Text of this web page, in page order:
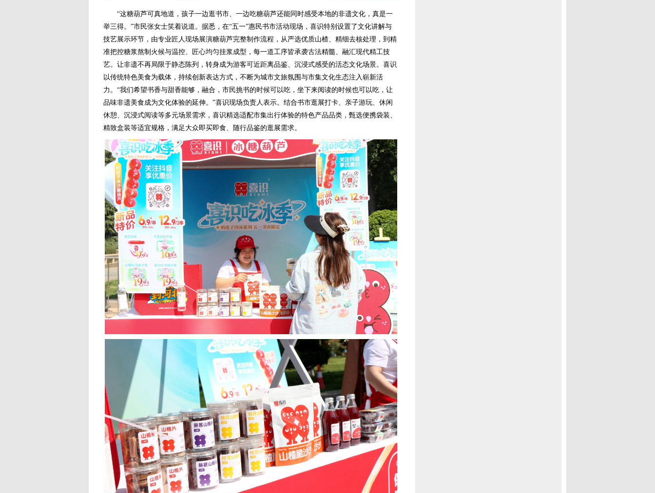
“这糖葫芦可真地道，孩子一边逛书市、一边吃糖葫芦还能同时感受本地的非遗文化，真是一
举三得。”市民张女士笑着说道。据悉，在“五一”惠民书市活动现场，喜识特别设置了文化讲解与
技艺展示环节，由专业匠人现场展演糖葫芦完整制作流程，从严选优质山楂、精细去核处理，到精
准把控糖浆熬制火候与温控、匠心均匀挂浆成型，每一道工序皆承袭古法精髓、融汇现代精工技
艺。让非遗不再局限于静态陈列，转身成为游客可近距离品鉴、沉浸式感受的活态文化场景。喜识
以传统特色美食为载体，持续创新表达方式，不断为城市文旅氛围与市集文化生态注入崭新活
力。“我们希望书香与甜香能够，融合，市民挑书的时候可以吃，坐下来阅读的时候也可以吃，让
品味非遗美食成为文化体验的延伸。”喜识现场负责人表示。结合书市逛展打卡、亲子游玩、休闲
休憩、沉浸式阅读等多元场景需求，喜识精选适配市集出行体验的特色产品品类，甄选便携袋装、
精致盒装等适宜规格，满足大众即买即食、随行品鉴的逛展需求。